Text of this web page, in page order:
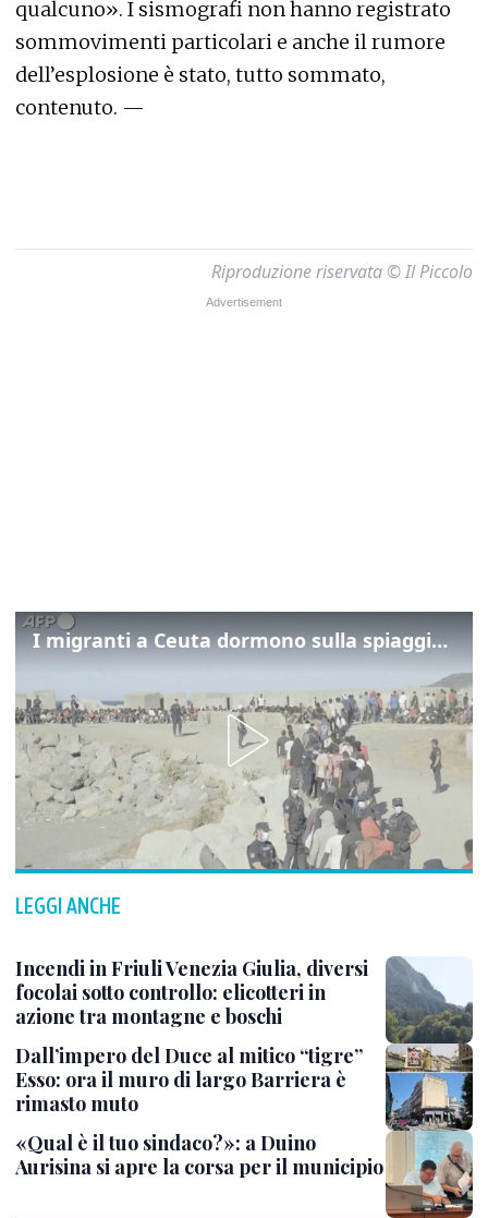
qualcuno». I sismografi non hanno registrato
sommovimenti particolari e anche il rumore
dell’esplosione è stato, tutto sommato,
contenuto. —
Riproduzione riservata © Il Piccolo
I migranti a Ceuta dormono sulla spiaggia: "Vogliamo entrare in Europa"
LEGGI ANCHE
Incendi in Friuli Venezia Giulia, diversi
focolai sotto controllo: elicotteri in
azione tra montagne e boschi
Dall’impero del Duce al mitico “tigre”
Esso: ora il muro di largo Barriera è
rimasto muto
«Qual è il tuo sindaco?»: a Duino
Aurisina si apre la corsa per il municipio